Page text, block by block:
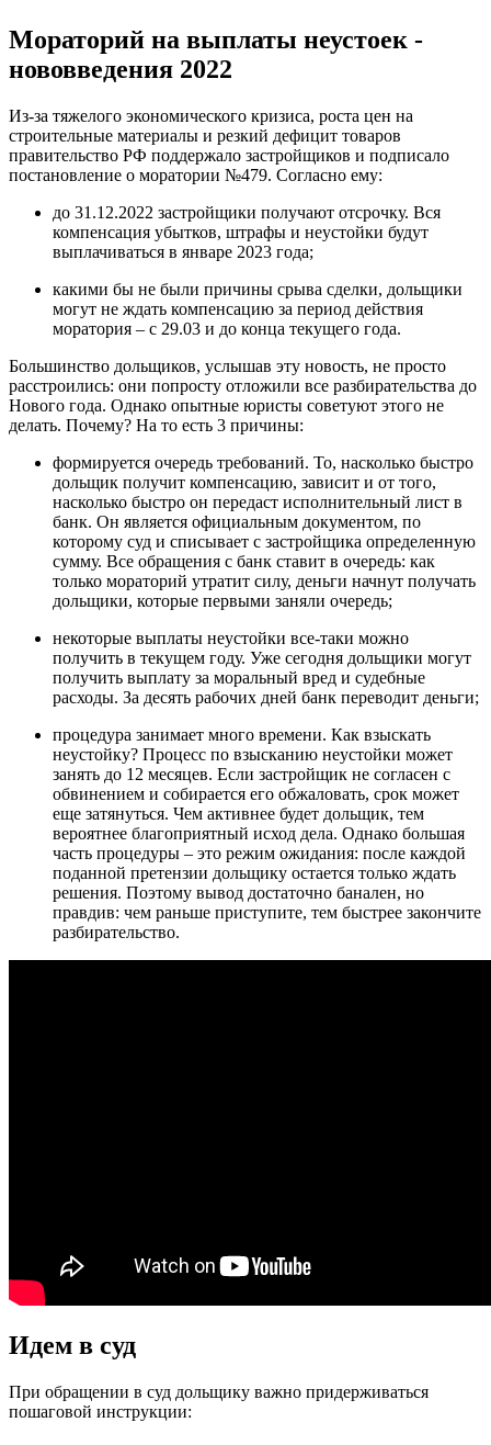
Мораторий на выплаты неустоек -
нововведения 2022
Из-за тяжелого экономического кризиса, роста цен на
строительные материалы и резкий дефицит товаров
правительство РФ поддержало застройщиков и подписало
постановление о моратории №479. Согласно ему:
до 31.12.2022 застройщики получают отсрочку. Вся
компенсация убытков, штрафы и неустойки будут
выплачиваться в январе 2023 года;
какими бы не были причины срыва сделки, дольщики
могут не ждать компенсацию за период действия
моратория – с 29.03 и до конца текущего года.
Большинство дольщиков, услышав эту новость, не просто
расстроились: они попросту отложили все разбирательства до
Нового года. Однако опытные юристы советуют этого не
делать. Почему? На то есть 3 причины:
формируется очередь требований. То, насколько быстро
дольщик получит компенсацию, зависит и от того,
насколько быстро он передаст исполнительный лист в
банк. Он является официальным документом, по
которому суд и списывает с застройщика определенную
сумму. Все обращения с банк ставит в очередь: как
только мораторий утратит силу, деньги начнут получать
дольщики, которые первыми заняли очередь;
некоторые выплаты неустойки все-таки можно
получить в текущем году. Уже сегодня дольщики могут
получить выплату за моральный вред и судебные
расходы. За десять рабочих дней банк переводит деньги;
процедура занимает много времени. Как взыскать
неустойку? Процесс по взысканию неустойки может
занять до 12 месяцев. Если застройщик не согласен с
обвинением и собирается его обжаловать, срок может
еще затянуться. Чем активнее будет дольщик, тем
вероятнее благоприятный исход дела. Однако большая
часть процедуры – это режим ожидания: после каждой
поданной претензии дольщику остается только ждать
решения. Поэтому вывод достаточно банален, но
правдив: чем раньше приступите, тем быстрее закончите
разбирательство.
Идем в суд
При обращении в суд дольщику важно придерживаться
пошаговой инструкции: